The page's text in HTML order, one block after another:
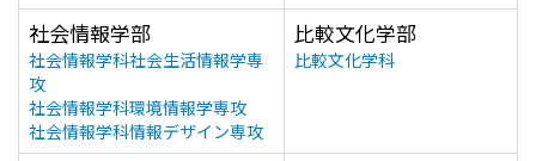
社会情報学部
社会情報学科社会生活情報学専
攻
社会情報学科環境情報学専攻
社会情報学科情報デザイン専攻
比較文化学部
比較文化学科